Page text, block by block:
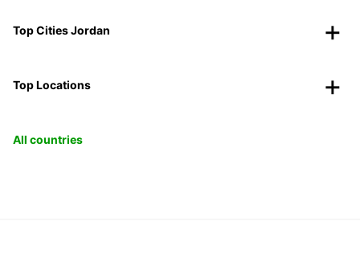
Top Cities Jordan
Top Locations
All countries